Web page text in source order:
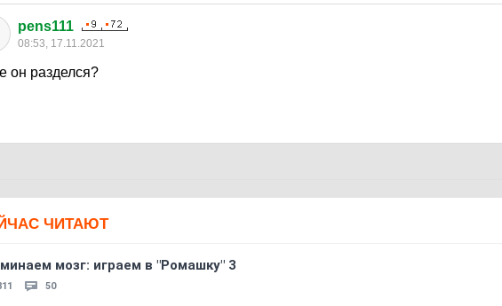
pens111
08:53, 17.11.2021
он разделся?
ЧИТАЮТ
мозг: играем в "Ромашку" 3
50